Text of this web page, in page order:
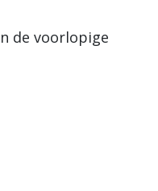
de voorlopige